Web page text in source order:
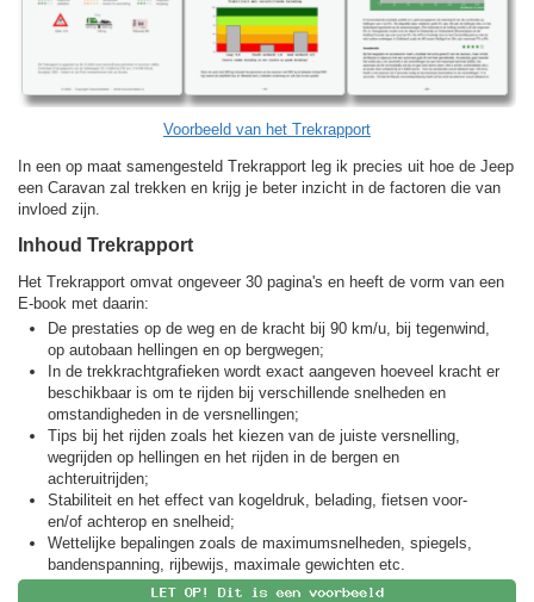
Voorbeeld van het Trekrapport
In een op maat samengesteld Trekrapport leg ik precies uit hoe de Jeep
een Caravan zal trekken en krijg je beter inzicht in de factoren die van
invloed zijn.
Inhoud Trekrapport
Het Trekrapport omvat ongeveer 30 pagina's en heeft de vorm van een
E-book met daarin:
De prestaties op de weg en de kracht bij 90 km/u, bij tegenwind,
op autobaan hellingen en op bergwegen;
In de trekkracht­grafieken wordt exact aangeven hoeveel kracht er
beschikbaar is om te rijden bij verschillende snelheden en
omstandigheden in de versnellingen;
Tips bij het rijden zoals het kiezen van de juiste versnelling,
wegrijden op hellingen en het rijden in de bergen en
achteruitrijden;
Stabiliteit en het effect van kogeldruk, belading, fietsen voor-
en/of achterop en snelheid;
Wettelijke bepalingen zoals de maximumsnelheden, spiegels,
bandenspanning, rijbewijs, maximale gewichten etc.